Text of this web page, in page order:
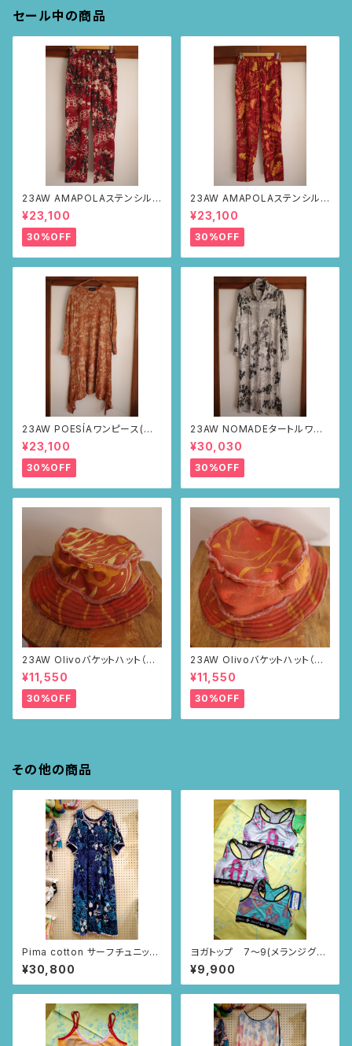
セール中の商品
23AW AMAPOLAステンシルパ
ンツ(ボルドー・サボテンの山道
柄)
¥23,100
30%OFF
23AW AMAPOLAステンシルパ
ンツ(ボルドー・リーフ柄)
¥23,100
30%OFF
23AW POESÍAワンピース(ブラ
ウン・サボテンの山道柄)
¥23,100
30%OFF
23AW NOMADEタートルワン
ピース(メランジグレー・サボテ
ンの山道柄)
¥30,030
30%OFF
23AW Olivoバケットハット（ブ
ラウン・ポピー柄）
¥11,550
30%OFF
23AW Olivoバケットハット（ブ
ラウン・ポピー柄）
¥11,550
30%OFF
その他の商品
Pima cotton サーフチュニック
(ネイビー・いちじく柄)
¥30,800
ヨガトップ 7〜9(メランジグレ
ー・水色/ポンチパンチ柄)
¥9,900